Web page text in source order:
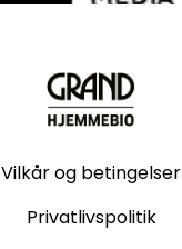
Vilkår og betingelser
Privatlivspolitik